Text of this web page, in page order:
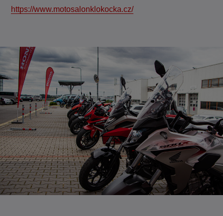
https://www.motosalonklokocka.cz/